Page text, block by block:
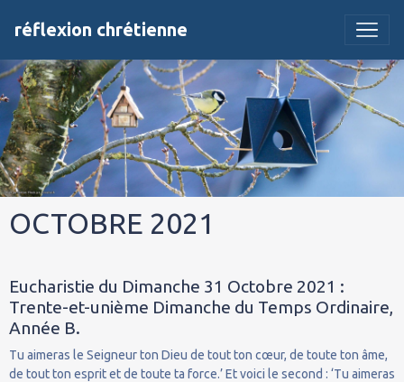
réflexion chrétienne
OCTOBRE 2021
Eucharistie du Dimanche 31 Octobre 2021 :
Trente-et-unième Dimanche du Temps Ordinaire,
Année B.
Tu aimeras le Seigneur ton Dieu de tout ton cœur, de toute ton âme,
de tout ton esprit et de toute ta force.’ Et voici le second : ‘Tu aimeras